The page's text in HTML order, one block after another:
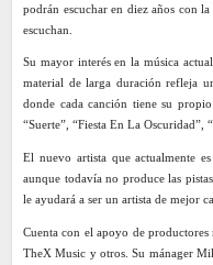
podrán escuchar en diez años con
escuchan.
Su mayor interés en la música
material de larga duración refleja
donde cada canción tiene su propio
“Suerte”, “Fiesta En La Oscuridad”,
El nuevo artista que actualmente
aunque todavía no produce las
le ayudará a ser un artista de mejor
Cuenta con el apoyo de
TheX Music y otros. Su mánager